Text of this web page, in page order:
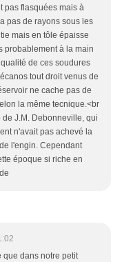
pas flasquées mais à
pas de rayons sous les
mais en tôle épaisse
probablement à la main
de ces soudures
tout droit venus de
ne cache pas de
la même tecnique.<br
de J.M. Debonneville, qui
n'avait pas achevé la
l'engin. Cependant
époque si riche en
que dans notre petit